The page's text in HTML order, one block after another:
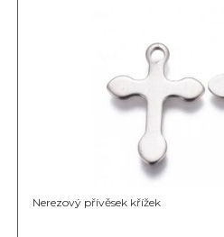
Nerezový přívěsek křížek